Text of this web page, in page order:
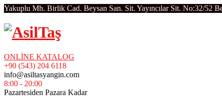
Yakuplu Mh. Birlik Cad. Beysan San. Sit. Yayıncılar Sit. No:32/52
ONLİNE KATALOG
+90 (543) 204 6118
info@asiltasyangin.com
8:00 - 20:00
Pazartesiden Pazara Kadar